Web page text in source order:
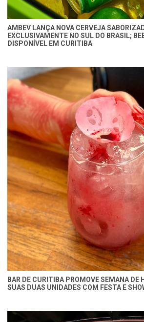
AMBEV LANÇA NOVA CERVEJA
EXCLUSIVAMENTE NO SUL DO BRASIL;
DISPONÍVEL EM CURITIBA
BAR DE CURITIBA PROMOVE SEMANA DE
SUAS DUAS UNIDADES COM FESTA E